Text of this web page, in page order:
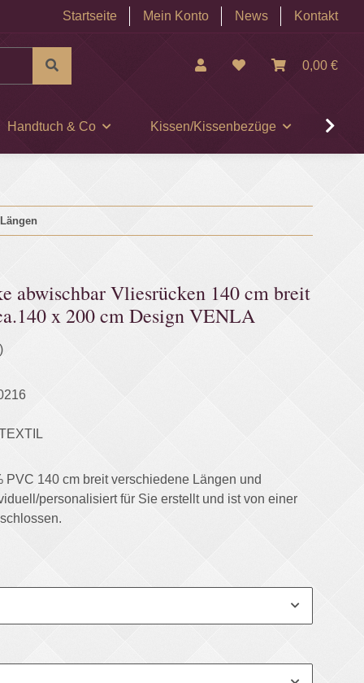
Startseite Mein Konto News Kontakt
0,00 €
Handtuch & Co Kissen/Kissenbezüge
abwischbar Vliesrücken 140 cm breit
x 200 cm Design VENLA
PVC 140 cm breit verschiedene Längen und
personalisiert für Sie erstellt und ist von einer